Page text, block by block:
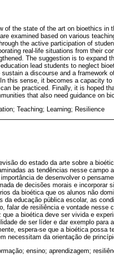
of the state of the art on bioethics
examined based on various
the active participation of
real-life situations from their
The suggestion is to expand
lead students to neglect
a discourse and a framework
this sense, it becomes a capacity
be practiced. Finally, it is hoped
that also need guidance on
Teaching; Learning; Resilience
do estado da arte sobre a
as tendências nesse campo
de desenvolver o
de decisões morais e incorporar
da bioética que os alunos não
da educação pública escolar, as
falar de resiliência e vontade nesse
que a bioética deve ser vivida e
de ser líder e dar exemplo para
espera-se que a bioética possa
necessitam da orientação de
ensino; aprendizagem;